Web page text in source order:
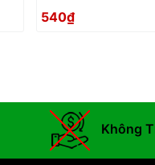
PaKe Dau Dep
540₫
Không